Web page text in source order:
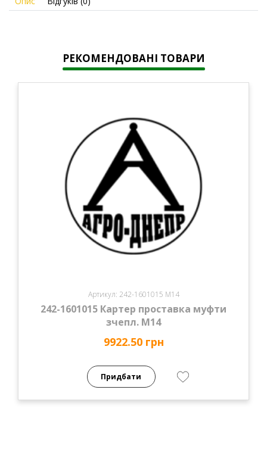
РЕКОМЕНДОВАНІ ТОВАРИ
Артикул: 242-1601015 М14
242-1601015 Картер проставка муфти
зчепл. М14
9922.50 грн
Придбати